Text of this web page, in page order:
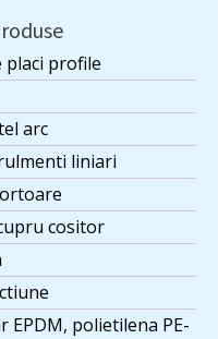
placi profile
arc
liniari
cositor
EPDM, polietilena PE-